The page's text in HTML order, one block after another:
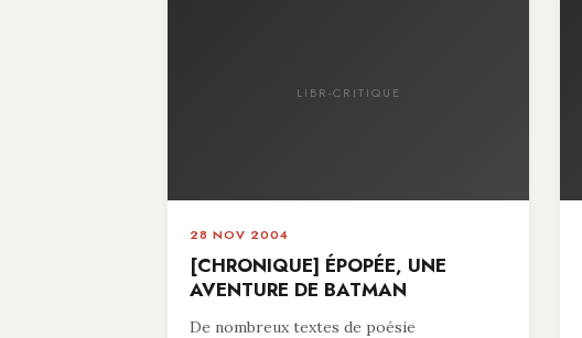
LIBR-CRITIQUE
28 NOV 2004
[CHRONIQUE] ÉPOPÉE, UNE
AVENTURE DE BATMAN
De nombreux textes de poésie